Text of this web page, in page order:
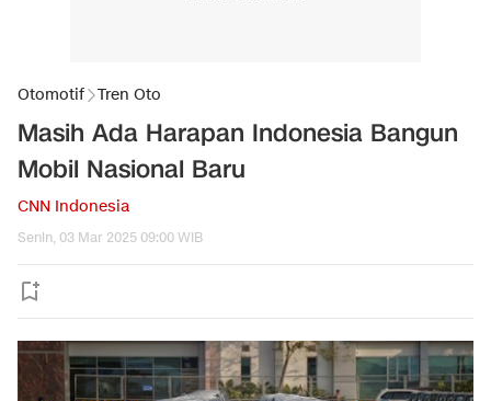
Otomotif Tren Oto
Masih Ada Harapan Indonesia Bangun
Mobil Nasional Baru
CNN Indonesia
Senin, 03 Mar 2025 09:00 WIB